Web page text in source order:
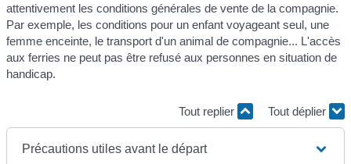
attentivement les conditions générales de vente de la compagnie.
Par exemple, les conditions pour un enfant voyageant seul, une
femme enceinte, le transport d'un animal de compagnie... L'accès
aux ferries ne peut pas être refusé aux personnes en situation de
handicap.
Tout replier Tout déplier
Précautions utiles avant le départ